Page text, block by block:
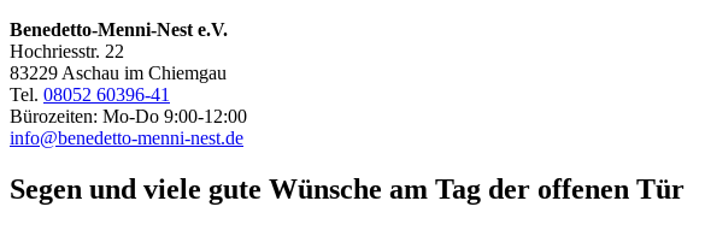
Benedetto-Menni-Nest e.V.
Hochriesstr. 22
83229 Aschau im Chiemgau
Tel. 08052 60396-41
Bürozeiten: Mo-Do 9:00-12:00
info@benedetto-menni-nest.de
Segen und viele gute Wünsche am Tag der offenen Tür